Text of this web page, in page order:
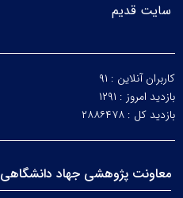
سایت قدیم
کاربران آنلاین : ۹۱
بازدید امروز : ۱۲۹۱
بازدید کل : ۲۸۸۶۴۷۸
معاونت پژوهشی جهاد دانشگاهی